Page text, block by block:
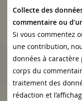
Collecte des
commentaire ou
Si vous commentez
une contribution,
données à caractère
corps du
traitement des
rédaction et